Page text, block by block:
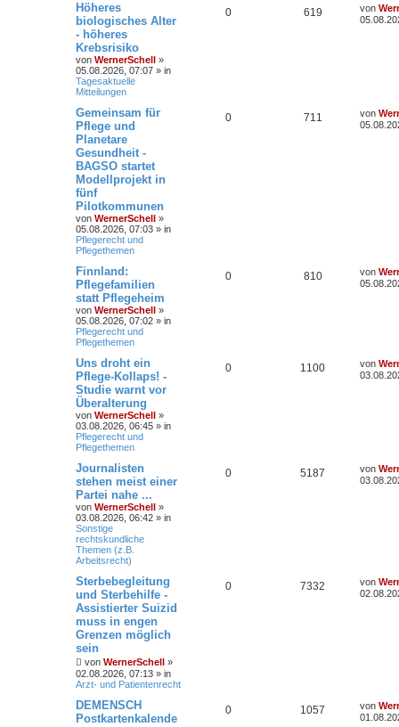
Höheres
biologisches Alter
- höheres
Krebsrisiko
von WernerSchell »
05.08.2026, 07:07 » in
Tagesaktuelle
Mitteilungen
0 619 von
Gemeinsam für
Pflege und
Planetare
Gesundheit -
BAGSO startet
Modellprojekt in
fünf
Pilotkommunen
von WernerSchell »
05.08.2026, 07:03 » in
Pflegerecht und
Pflegethemen
0 711 von
Finnland:
Pflegefamilien
statt Pflegeheim
von WernerSchell »
05.08.2026, 07:02 » in
Pflegerecht und
Pflegethemen
0 810 von
Uns droht ein
Pflege-Kollaps! -
Studie warnt vor
Überalterung
von WernerSchell »
03.08.2026, 06:45 » in
Pflegerecht und
Pflegethemen
0 1100 von
Journalisten
stehen meist einer
Partei nahe ...
von WernerSchell »
03.08.2026, 06:42 » in
Sonstige
rechtskundliche
Themen (z.B.
Arbeitsrecht)
0 5187 von
Sterbebegleitung
und Sterbehilfe -
Assistierter Suizid
muss in engen
Grenzen möglich
sein
von WernerSchell »
02.08.2026, 07:13 » in
Arzt- und Patientenrecht
0 7332 von
DEMENSCH
Postkartenkalende
0 1057 von